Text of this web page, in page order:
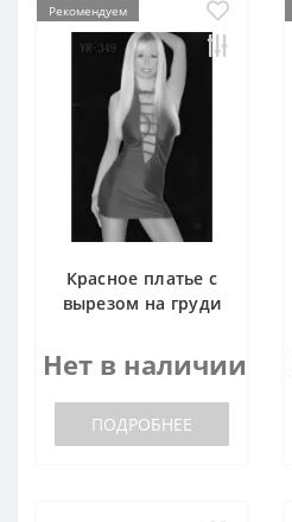
Рекомендуем
Красное платье с
вырезом на груди
Нет в наличии
ПОДРОБНЕЕ